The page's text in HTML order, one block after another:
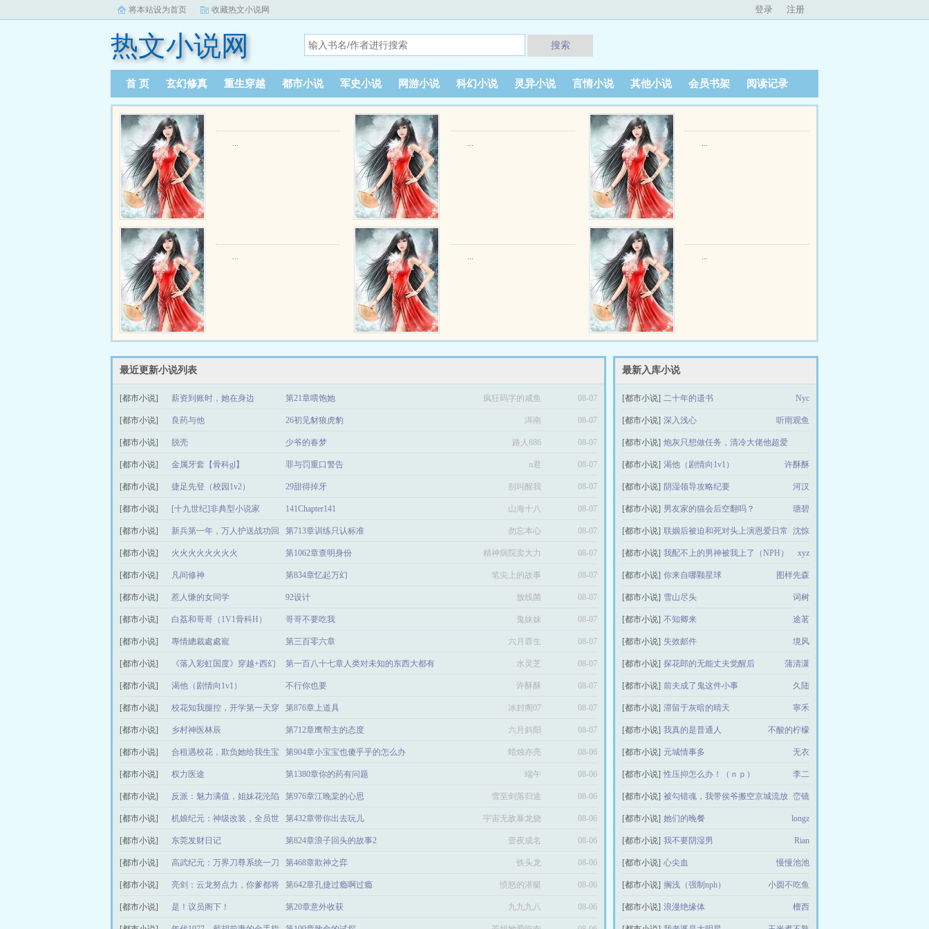
将本站设为首页 收藏热文小说网 登录 注册
热文小说网 搜索
首 页 玄幻修真 重生穿越 都市小说 军史小说 网游小说 科幻小说 灵异小说 言情小说 其他小说 会员书架 阅读记录
... ... ...
... ... ...
最新入库小说
[都市小说] 二十年的遗书 Nyc
[都市小说] 深入浅心 听雨观鱼
[都市小说] 炮灰只想做任务，清冷大佬他超爱
绿夏新枝
[都市小说] 渴他（剧情向1v1） 许酥酥
[都市小说] 阴湿领导攻略纪要 河汉
[都市小说] 男友家的猫会后空翻吗？ 瑭碧
[都市小说] 联姻后被迫和死对头上演恩爱日常 沈惊
[都市小说] 我配不上的男神被我上了（NPH） xyz
[都市小说] 你来自哪颗星球 图样先森
[都市小说] 雪山尽头 词树
[都市小说] 不知卿来 途茗
[都市小说] 失效邮件 境风
[都市小说] 探花郎的无能丈夫觉醒后 蒲清潇
[都市小说] 前夫成了鬼这件小事 久陆
[都市小说] 滞留于灰暗的晴天 寧禾
[都市小说] 我真的是普通人 不酸的柠檬
[都市小说] 元城情事多 无衣
[都市小说] 性压抑怎么办！（ｎｐ） 李二
[都市小说] 被勾错魂，我带侯爷搬空京城流放 峦镜
[都市小说] 她们的晚餐 longz
[都市小说] 我不要阴湿男 Rian
[都市小说] 心尖血 慢慢池池
[都市小说] 搁浅（强制nph） 小圆不吃鱼
[都市小说] 浪漫绝缘体 檀西
最近更新小说列表
[都市小说] 薪资到账时，她在身边 第21章喂饱她 疯狂码字的咸鱼 08-07
[都市小说] 良药与他 26初见豺狼虎豹 洱南 08-07
[都市小说] 脱壳 少爷的春梦 路人886 08-07
[都市小说] 金属牙套【骨科gl】 罪与罚重口警告 n君 08-07
[都市小说] 捷足先登（校园1v2） 29甜得掉牙 别叫醒我 08-07
[都市小说] [十九世纪]非典型小说家 141Chapter141 山海十八 08-07
[都市小说] 新兵第一年，万人护送战功回
老家
第713章训练只认标准 勿忘本心 08-07
[都市小说] 火火火火火火火火 第1062章查明身份 精神病院卖大力 08-07
[都市小说] 凡间修神 第834章忆起万幻 笔尖上的故事 08-07
[都市小说] 惹人慊的女同学 92设计 放线菌 08-07
[都市小说] 白荔和哥哥（1V1骨科H） 哥哥不要吃我 鬼妹妹 08-07
[都市小说] 專情總裁處處寵 第三百零六章 六月蓉生 08-07
[都市小说] 《落入彩虹国度》穿越+西幻
+言情
第一百八十七章人类对未知的东西大都有 水灵芝 08-07
[都市小说] 渴他（剧情向1v1） 不行你也要 许酥酥 08-07
[都市小说] 校花知我腿控，开学第一天穿
黑丝
第876章上道具 冰封阁07 08-07
[都市小说] 乡村神医林辰 第712章鹰帮主的态度 六月斜阳 08-07
[都市小说] 合租遇校花，欺负她给我生宝
宝
第904章小宝宝也傻乎乎的怎么办 蜡烛亦亮 08-06
[都市小说] 权力医途 第1380章你的药有问题 端午 08-06
[都市小说] 反派：魅力满值，姐妹花沦陷 第976章江晚棠的心思 雪至剑落归途 08-06
[都市小说] 机娘纪元：神级改装，全员世
界级
第432章带你出去玩儿 宇宙无敌暴龙烧
鹅
08-06
[都市小说] 东莞发财日记 第824章浪子回头的故事2 壹夜成名 08-06
[都市小说] 高武纪元：万界刀尊系统一刀
斩神
第468章欺神之弈 铁头龙 08-06
[都市小说] 亮剑：云龙努点力，你爹都将
军了
第642章孔捷过瘾啊过瘾 愤怒的潜艇 08-06
[都市小说] 是！议员阁下！ 第20章意外收获 九九九八 08-06